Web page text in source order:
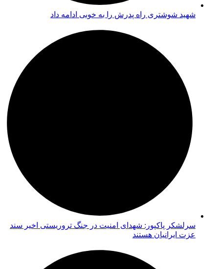
شهید شوشتری راه پدرش را به خوبی ادامه داد
سرلشکر پاکپور: شهدای امنیت در جنگ تروریستی اخیر سند
عزت ایرانیان هستند